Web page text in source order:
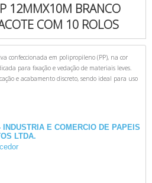
12MMX10M BRANCO
COM 10 ROLOS
confeccionada em polipropileno (PP), na cor
para fixação e vedação de materiais leves.
e acabamento discreto, sendo ideal para uso
INDUSTRIA E COMERCIO DE PAPEIS
LTDA.